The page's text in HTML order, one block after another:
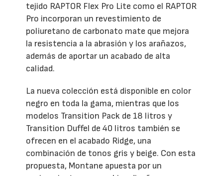
tejido RAPTOR Flex Pro Lite como el RAPTOR
Pro incorporan un revestimiento de
poliuretano de carbonato mate que mejora
la resistencia a la abrasión y los arañazos,
además de aportar un acabado de alta
calidad.
La nueva colección está disponible en color
negro en toda la gama, mientras que los
modelos Transition Pack de 18 litros y
Transition Duffel de 40 litros también se
ofrecen en el acabado Ridge, una
combinación de tonos gris y beige. Con esta
propuesta, Montane apuesta por un